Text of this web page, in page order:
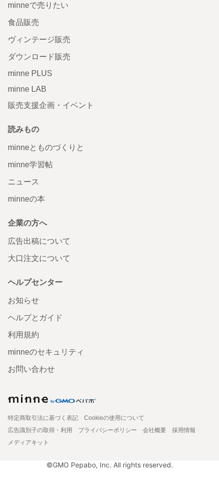
minneで売りたい
食品販売
ヴィンテージ販売
ダウンロード販売
minne PLUS
minne LAB
販売支援企画・イベント
読みもの
minneとものづくりと
minne学習帖
ニュース
minneの本
企業の方へ
広告出稿について
大口注文について
ヘルプセンター
お知らせ
ヘルプとガイド
利用規約
minneのセキュリティ
お問い合わせ
特定商取引法に基づく表記
Cookieの使用について
広告識別子の取得・利用
プライバシーポリシー 会社概要
採用情報
メディアキット
©GMO Pepabo, Inc. All rights reserved.